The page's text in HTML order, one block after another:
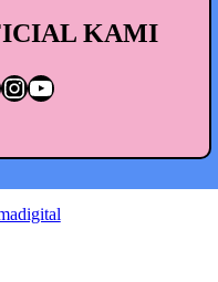
KAMI
InstagramYouTube